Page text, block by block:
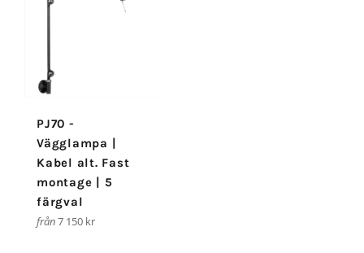
PJ70 -
Vägglampa |
Kabel alt. Fast
montage | 5
färgval
från7 150 kr